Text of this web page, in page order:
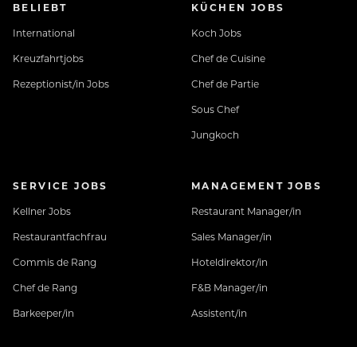
BELIEBT
International
Kreuzfahrtjobs
Rezeptionist/in Jobs
KÜCHEN JOBS
Koch Jobs
Chef de Cuisine
Chef de Partie
Sous Chef
Jungkoch
SERVICE JOBS
Kellner Jobs
Restaurantfachfrau
Commis de Rang
Chef de Rang
Barkeeper/in
MANAGEMENT JOBS
Restaurant Manager/in
Sales Manager/in
Hoteldirektor/in
F&B Manager/in
Assistent/in